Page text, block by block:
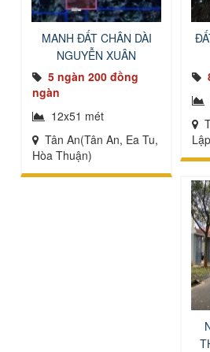
MANH ĐẤT CHÂN DÀI
NGUYỄN XUÂN
NGUYÊN
5 ngàn 200 đồng
ngàn
12x51 mét
Tân An(Tân An, Ea Tu,
Hòa Thuận)